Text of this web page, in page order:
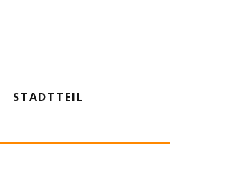
STADTTEIL